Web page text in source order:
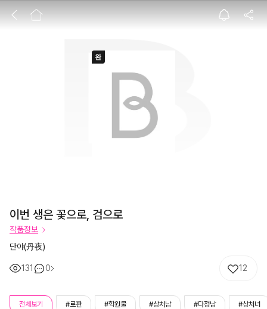
이번 생은 꽃으로
이번 생은 꽃으로, 검으로
작품정보
단야(丹夜)
131 0 12
전체보기 #로판 #학원물 #상처남 #다정남 #상처녀